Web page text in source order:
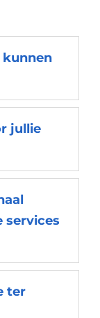
kunnen
jullie
services
ter